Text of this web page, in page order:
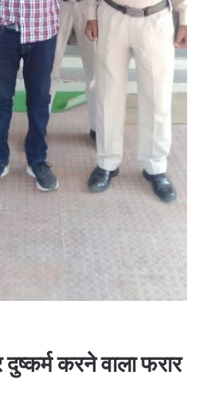
करने वाला फरार